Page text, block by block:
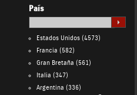
País
Estados Unidos(4573)
Francia (582)
Gran Bretaña (561)
Italia (347)
Argentina (336)